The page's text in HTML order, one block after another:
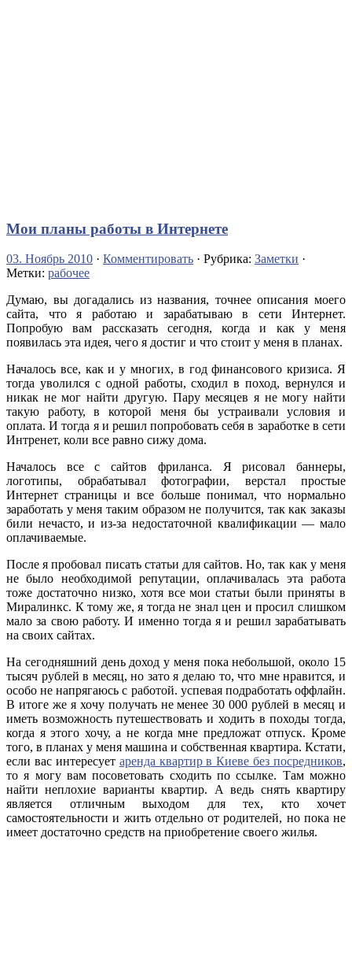
Мои планы работы в Интернете
03. Ноябрь 2010 · Комментировать · Рубрика: Заметки ·
Метки: рабочее
Думаю, вы догадались из названия, точнее описания моего
сайта, что я работаю и зарабатываю в сети Интернет.
Попробую вам рассказать сегодня, когда и как у меня
появилась эта идея, чего я достиг и что стоит у меня в планах.
Началось все, как и у многих, в год финансового кризиса. Я
тогда уволился с одной работы, сходил в поход, вернулся и
никак не мог найти другую. Пару месяцев я не могу найти
такую работу, в которой меня бы устраивали условия и
оплата. И тогда я и решил попробовать себя в заработке в сети
Интренет, коли все равно сижу дома.
Началось все с сайтов фриланса. Я рисовал баннеры,
логотипы, обрабатывал фотографии, верстал простые
Интернет страницы и все больше понимал, что нормально
заработать у меня таким образом не получится, так как заказы
били нечасто, и из-за недостаточной квалификации — мало
оплачиваемые.
После я пробовал писать статьи для сайтов. Но, так как у меня
не было необходимой репутации, оплачивалась эта работа
тоже достаточно низко, хотя все мои статьи были приняты в
Миралинкс. К тому же, я тогда не знал цен и просил слишком
мало за свою работу. И именно тогда я и решил зарабатывать
на своих сайтах.
На сегодняшний день доход у меня пока небольшой, около 15
тысяч рублей в месяц, но зато я делаю то, что мне нравится, и
особо не напрягаюсь с работой. успевая подработать оффлайн.
В итоге же я хочу получать не менее 30 000 рублей в месяц и
иметь возможность путешествовать и ходить в походы тогда,
когда я этого хочу, а не когда мне предложат отпуск. Кроме
того, в планах у меня машина и собственная квартира. Кстати,
если вас интересует аренда квартир в Киеве без посредников,
то я могу вам посоветовать сходить по ссылке. Там можно
найти неплохие варианты квартир. А ведь снять квартиру
является отличным выходом для тех, кто хочет
самостоятельности и жить отдельно от родителей, но пока не
имеет достаточно средств на приобретение своего жилья.